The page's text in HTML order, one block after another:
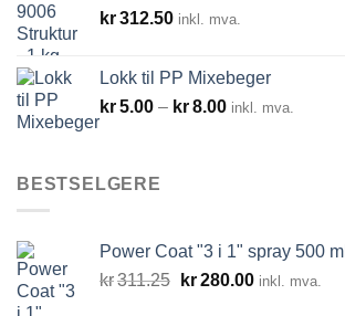
kr312.50 inkl. mva.
Lokk til PP Mixebeger
kr5.00 – kr8.00Prisområde:
inkl. mva.
BESTSELGERE
Power Coat "3 i 1" spray 500 ml
kr311.25 Opprinnelig
kr280.00Nåværende
inkl. mva.